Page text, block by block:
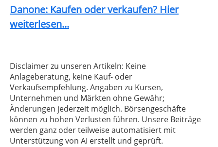
Danone: Kaufen oder verkaufen? Hier
weiterlesen...
Disclaimer zu unseren Artikeln: Keine
Anlageberatung, keine Kauf- oder
Verkaufsempfehlung. Angaben zu Kursen,
Unternehmen und Märkten ohne Gewähr;
Änderungen jederzeit möglich. Börsengeschäfte
können zu hohen Verlusten führen. Unsere Beiträge
werden ganz oder teilweise automatisiert mit
Unterstützung von AI erstellt und geprüft.